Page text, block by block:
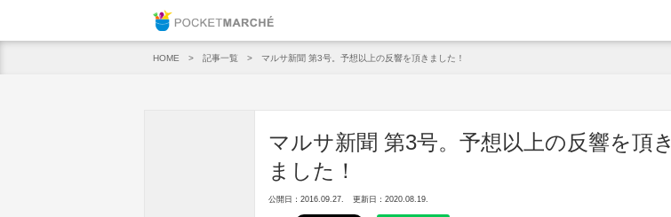
HOME 記事一覧 マルサ新聞 第3号。予想以上の反響を頂きました！
マルサ新聞 第3号。予想以上の反響を頂き
ました！
公開日：2016.09.27. 更新日：2020.08.19.